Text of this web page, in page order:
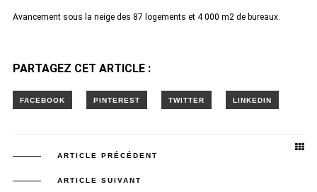
Avancement sous la neige des 87 logements et 4 000 m2 de bureaux.
PARTAGEZ CET ARTICLE :
ARTICLE PRÉCÉDENT
ARTICLE SUIVANT